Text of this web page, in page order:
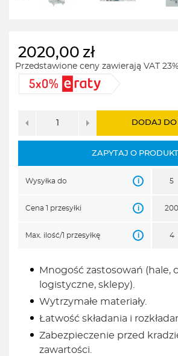
2020,00 zł
Przedstawione ceny zawierają VAT 23%
DODAJ DO
ZAPYTAJ O PRODUKT
Wysyłka do i 5
Cena 1 przesyłki i 200
Max. ilość/1 przesyłkę i 4
Mnogość zastosowań (hale,
logistyczne, sklepy).
Wytrzymałe materiały.
Łatwość składania i
Zabezpieczenie przed
zawartości.